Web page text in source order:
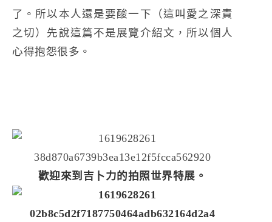
了。所以本人還是要酸一下（這叫愛之深責
之切）先說這篇不是展覽介紹文，所以個人
心得抱怨很多。
歡迎來到吉卜力的拍照世界特展。